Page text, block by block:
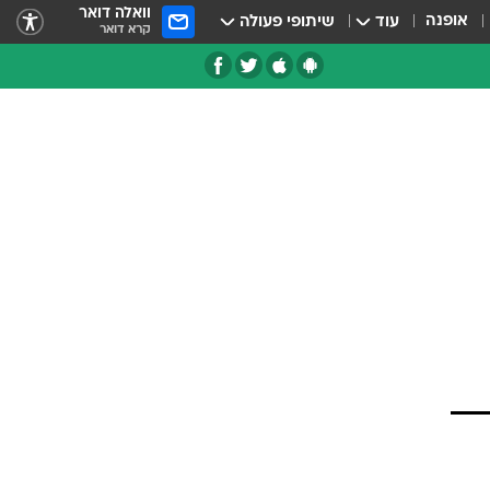
אופנה עוד שיתופי פעולה וואלה דואר
קרא דואר